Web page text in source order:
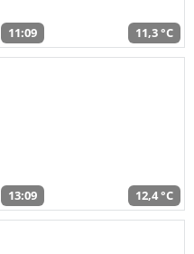
11:09 11,3 °C
13:09 12,4 °C